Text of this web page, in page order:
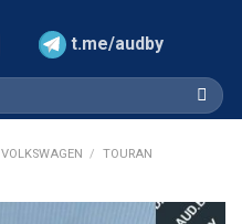
t.me/audby
VOLKSWAGEN / TOURAN